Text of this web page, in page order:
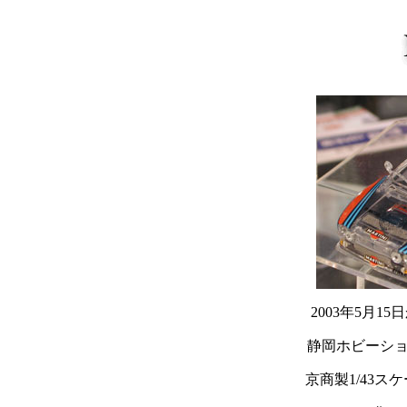
2003年5月15
静岡ホビーシ
京商製1/43ス